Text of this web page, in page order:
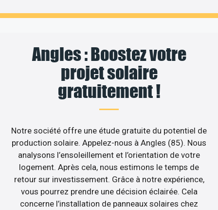
Angles : Boostez votre
projet solaire
gratuitement !
Notre société offre une étude gratuite du potentiel de
production solaire. Appelez-nous à Angles (85). Nous
analysons l’ensoleillement et l’orientation de votre
logement. Après cela, nous estimons le temps de
retour sur investissement. Grâce à notre expérience,
vous pourrez prendre une décision éclairée. Cela
concerne l’installation de panneaux solaires chez